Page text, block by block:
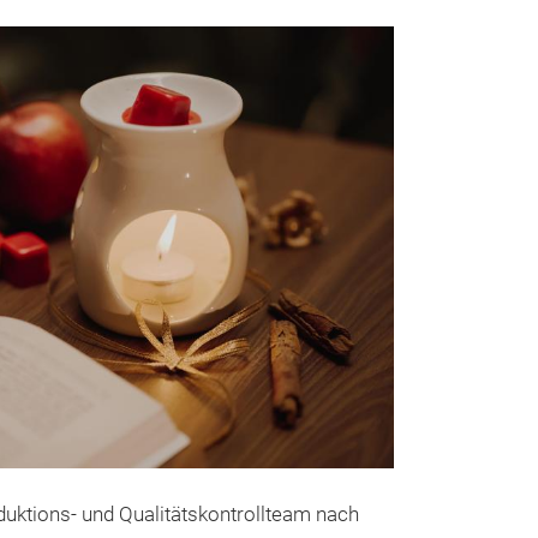
und Qualitätskontrollteam nach